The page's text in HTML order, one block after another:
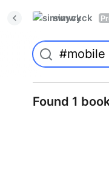
simwyck
Found 1